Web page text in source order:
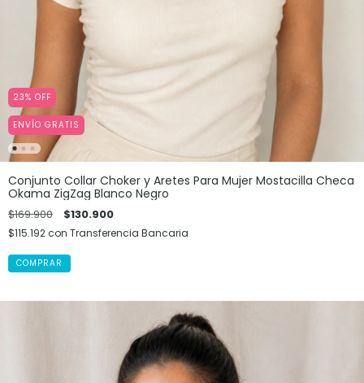
23% OFF
ENVÍO GRATIS
Conjunto Collar Choker y Aretes Para Mujer Mostacilla Checa
Okama ZigZag Blanco Negro
$169.900 $130.900
$115.192con Transferencia Bancaria
COMPRAR